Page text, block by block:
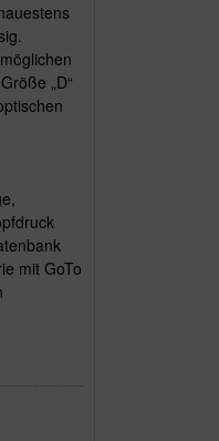
„D“
mit GoTo